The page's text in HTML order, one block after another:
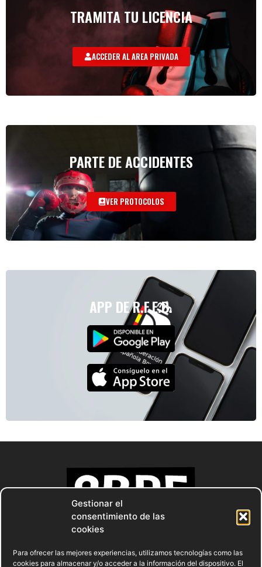
Gestionar el
consentimiento de las
cookies
Para ofrecer las mejores experiencias, utilizamos tecnologías como las
cookies para almacenar y/o acceder a la información del dispositivo. El
TRAMITA TU LICENCIA
ACCEDER AL AREA PRIVADA
PARTE DE ACCIDENTES
VER PROTOCOLOS
APP DE R.F.E.B.